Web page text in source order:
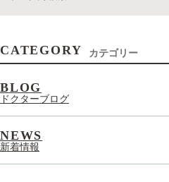
CATEGORY カテゴリー
BLOG
ドクターブログ
NEWS
新着情報